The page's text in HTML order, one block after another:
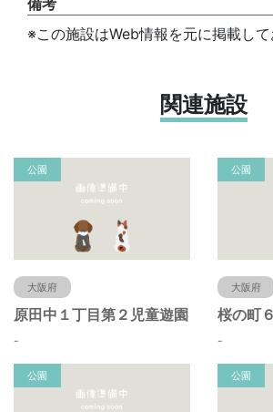
備考
※この施設はWeb情報を元に掲載し
関連施設
公園
大阪府
原田中１丁目第２児童遊園
-
公園
大阪府
桜の町
-
公園 公園